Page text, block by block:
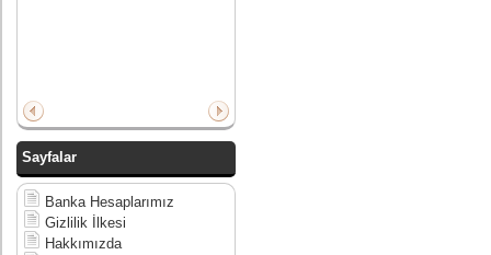
Sayfalar
Banka Hesaplarımız
Gizlilik İlkesi
Hakkımızda